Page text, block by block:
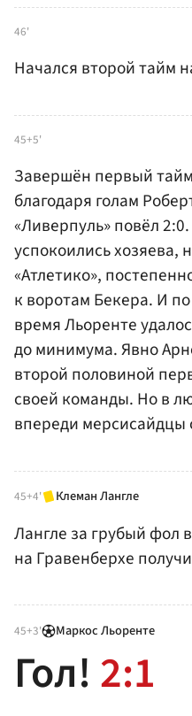
46'
Начался второй тайм
45+5'
Завершён первый
благодаря голам
«Ливерпуль» повёл
успокоились хозяева,
«Атлетико»,
к воротам Бекера. И
время Льоренте
до минимума. Явно
второй половиной
своей команды. Но в
впереди мерсисайдцы
45+4' Клеман Лангле
Лангле за грубый фол
на Гравенберхе
45+3' Маркос Льоренте
Гол! 2:1